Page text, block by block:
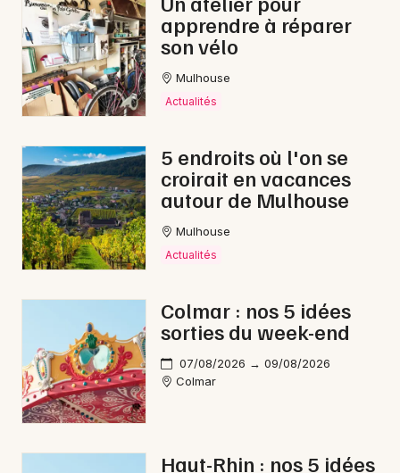
apprendre à réparer
son vélo
Mulhouse
Actualités
5 endroits où l'on se
croirait en vacances
autour de Mulhouse
Mulhouse
Actualités
Colmar : nos 5 idées
sorties du week-end
07/08/2026 → 09/08/2026
Colmar
Haut-Rhin : nos 5 idées